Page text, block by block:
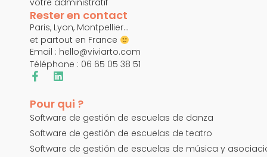
votre administratif
Rester en contact
Paris, Lyon, Montpellier…
et partout en France
Email : hello@viviarto.com
Téléphone : 06 65 05 38 51
Pour qui ?
Software de gestión de escuelas de danza
Software de gestión de escuelas de teatro
Software de gestión de escuelas de música y